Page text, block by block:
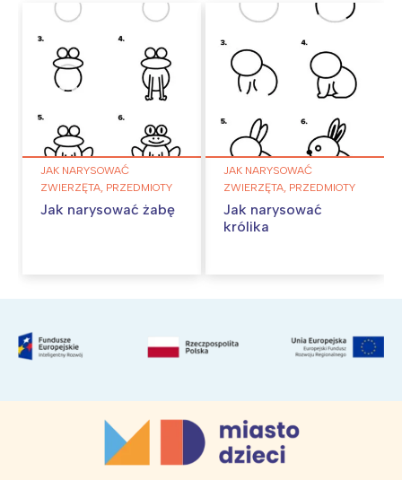
JAK NARYSOWAĆ
ZWIERZĘTA, PRZEDMIOTY
Jak narysować żabę
JAK NARYSOWAĆ
ZWIERZĘTA, PRZEDMIOTY
Jak narysować
królika